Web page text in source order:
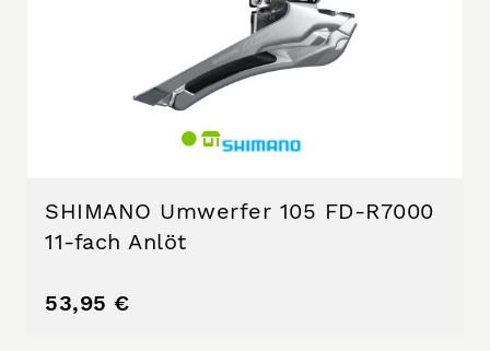
SHIMANO Umwerfer 105 FD-R7000
11-fach Anlöt
53,95 €